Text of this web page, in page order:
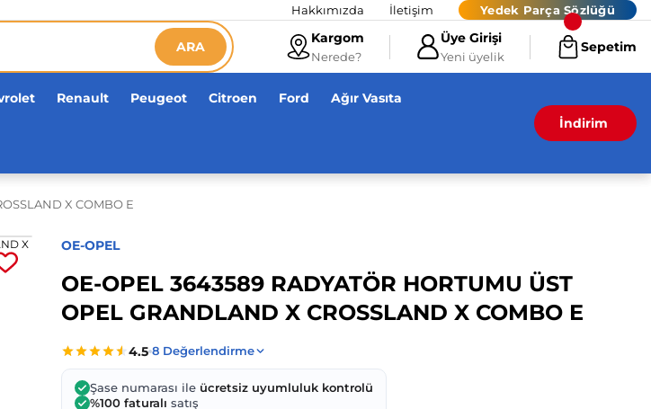
Hakkımızda İletişim Yedek Parça Sözlüğü
ARA
Kargom
Nerede?
Üye Girişi
Yeni üyelik
Sepetim
Renault Peugeot Citroen Ford Ağır Vasıta
İndirim
X COMBO E
OE-OPEL
OE-OPEL 3643589 RADYATÖR HORTUMU ÜST
OPEL GRANDLAND X CROSSLAND X COMBO E
Şase numarası ile ücretsiz uyumluluk kontrolü
%100 faturalı satış